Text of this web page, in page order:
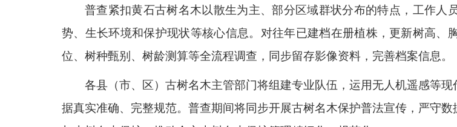
普查紧扣黄石古树名木以散生为主、部分区域群状分布的特点，工作人
势、生长环境和保护现状等核心信息。对往年已建档在册植株，更新树高、
位、树种甄别、树龄测算等全流程调查，同步留存影像资料，完善档案信息。
各县（市、区）古树名木主管部门将组建专业队伍，运用无人机遥感等
据真实准确、完整规范。普查期间将同步开展古树名木保护普法宣传，严守